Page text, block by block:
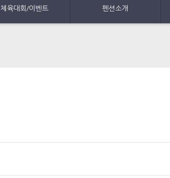
체육대회/이벤트 펜션소개